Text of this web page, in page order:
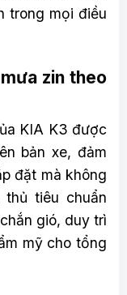
trong mọi điều
zin theo
KIA K3 được
bản xe, đảm
đặt mà không
tiêu chuẩn
gió, duy trì
mỹ cho tổng